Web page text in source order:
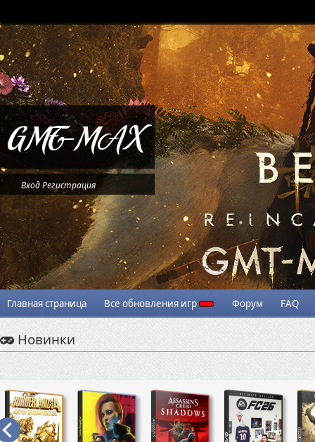
ВходРегистрация
Главная страница Все обновления игр Форум FAQ
Новинки